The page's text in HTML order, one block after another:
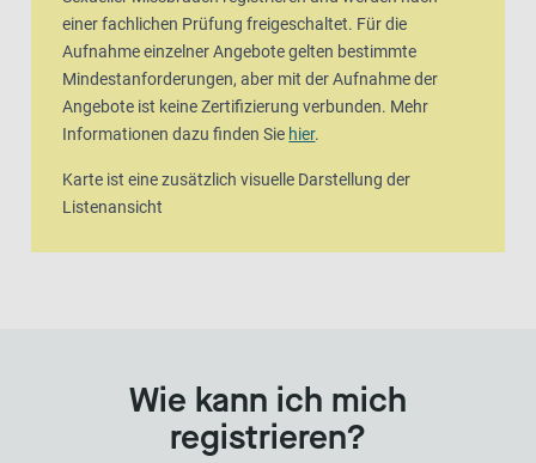
einer fachlichen Prüfung freigeschaltet. Für die
Aufnahme einzelner Angebote gelten bestimmte
Mindestanforderungen, aber mit der Aufnahme der
Angebote ist keine Zertifizierung verbunden. Mehr
Informationen dazu finden Sie hier.
Karte ist eine zusätzlich visuelle Darstellung der
Listenansicht
Wie kann ich mich
registrieren?